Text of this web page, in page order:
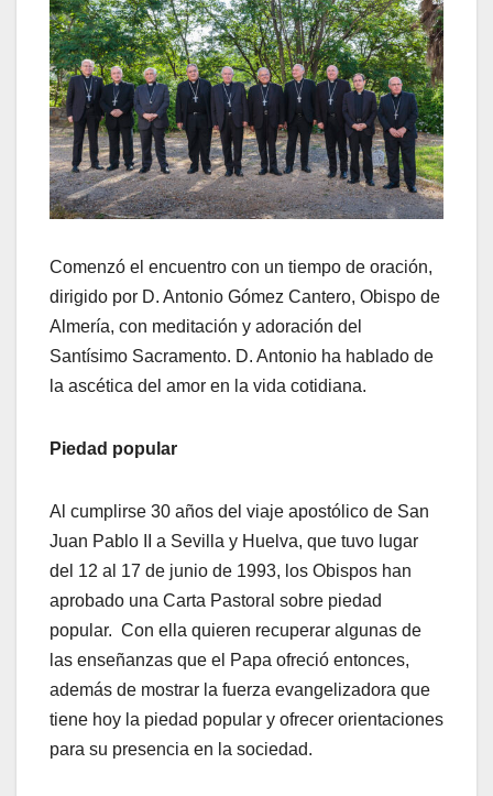
Comenzó el encuentro con un tiempo de oración,
dirigido por D. Antonio Gómez Cantero, Obispo de
Almería, con meditación y adoración del
Santísimo Sacramento. D. Antonio ha hablado de
la ascética del amor en la vida cotidiana.
Piedad popular
Al cumplirse 30 años del viaje apostólico de San
Juan Pablo II a Sevilla y Huelva, que tuvo lugar
del 12 al 17 de junio de 1993, los Obispos han
aprobado una Carta Pastoral sobre piedad
popular. Con ella quieren recuperar algunas de
las enseñanzas que el Papa ofreció entonces,
además de mostrar la fuerza evangelizadora que
tiene hoy la piedad popular y ofrecer orientaciones
para su presencia en la sociedad.